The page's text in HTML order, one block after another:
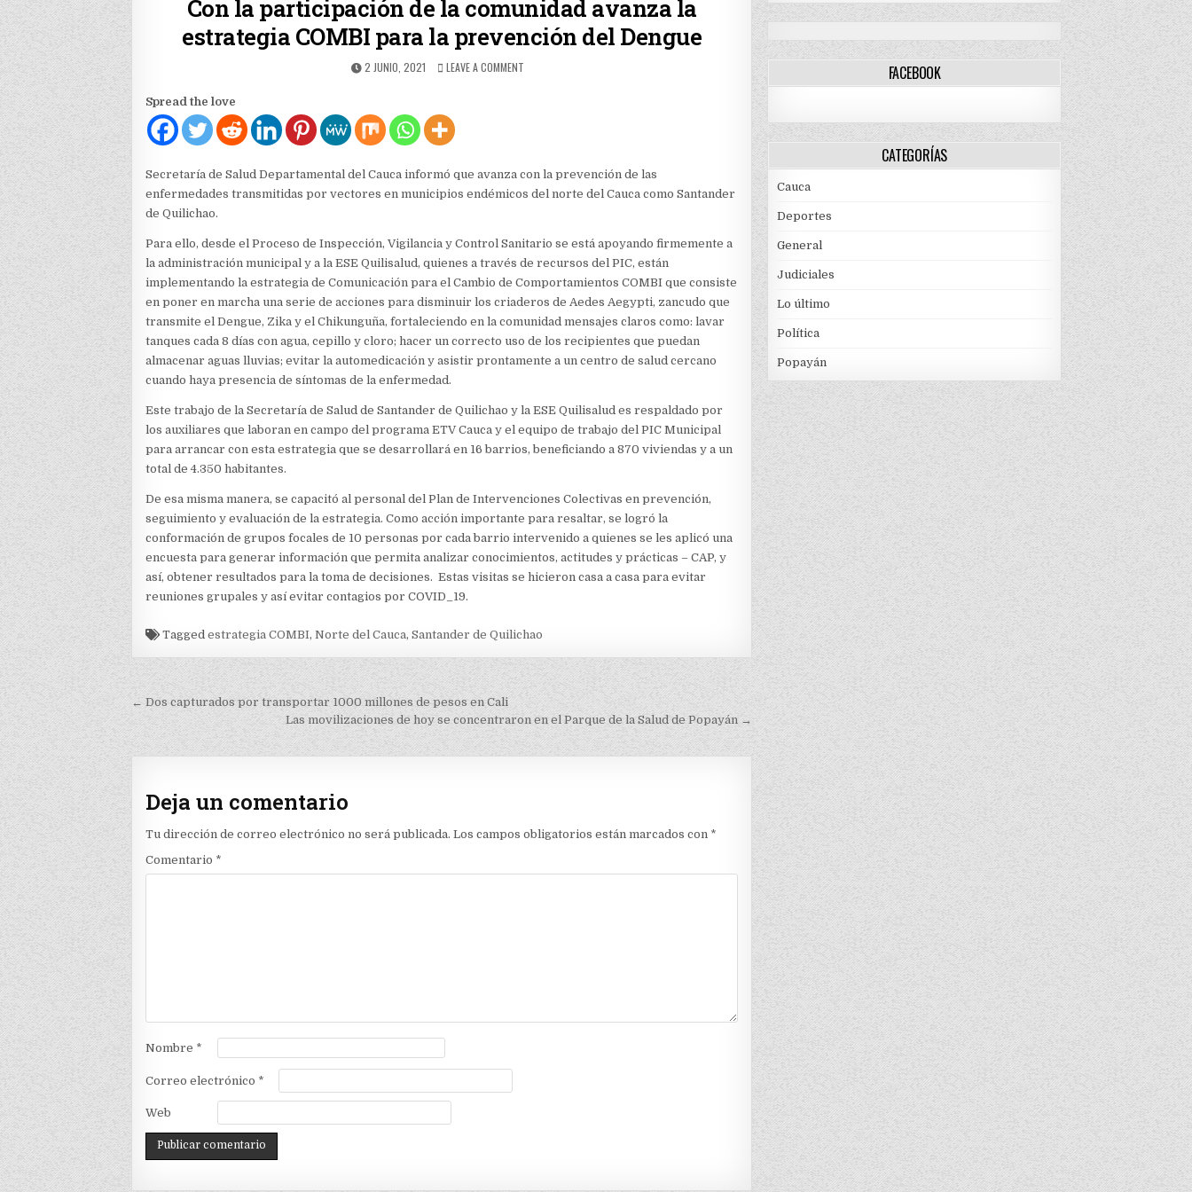
Con la participación de la comunidad avanza la
estrategia COMBI para la prevención del Dengue
PUBLISHED
2 JUNIO, 2021 LEAVE A COMMENTON
AVANZA
ESTRATEGIA
LA
PREVENCIÓN
DEL
DENGUE
Spread the love
Secretaría de Salud Departamental del Cauca informó que avanza con la prevención de las
enfermedades transmitidas por vectores en municipios endémicos del norte del Cauca como Santander
de Quilichao.
Para ello, desde el Proceso de Inspección, Vigilancia y Control Sanitario se está apoyando firmemente a
la administración municipal y a la ESE Quilisalud, quienes a través de recursos del PIC, están
implementando la estrategia de Comunicación para el Cambio de Comportamientos COMBI que consiste
en poner en marcha una serie de acciones para disminuir los criaderos de Aedes Aegypti, zancudo que
transmite el Dengue, Zika y el Chikunguña, fortaleciendo en la comunidad mensajes claros como: lavar
tanques cada 8 días con agua, cepillo y cloro; hacer un correcto uso de los recipientes que puedan
almacenar aguas lluvias; evitar la automedicación y asistir prontamente a un centro de salud cercano
cuando haya presencia de síntomas de la enfermedad.
Este trabajo de la Secretaría de Salud de Santander de Quilichao y la ESE Quilisalud es respaldado por
los auxiliares que laboran en campo del programa ETV Cauca y el equipo de trabajo del PIC Municipal
para arrancar con esta estrategia que se desarrollará en 16 barrios, beneficiando a 870 viviendas y a un
total de 4.350 habitantes.
De esa misma manera, se capacitó al personal del Plan de Intervenciones Colectivas en prevención,
seguimiento y evaluación de la estrategia. Como acción importante para resaltar, se logró la
conformación de grupos focales de 10 personas por cada barrio intervenido a quienes se les aplicó una
encuesta para generar información que permita analizar conocimientos, actitudes y prácticas – CAP, y
así, obtener resultados para la toma de decisiones. Estas visitas se hicieron casa a casa para evitar
reuniones grupales y así evitar contagios por COVID_19.
Taggedestrategia COMBI,Norte del Cauca,Santander de Quilichao
Navegación
entradas
← Dos capturados por transportar 1000 millones de pesos en Cali
Las movilizaciones de hoy se concentraron en el Parque de la Salud de Popayán →
Deja un comentario
Tu dirección de correo electrónico no será publicada. Los campos obligatorios están marcados con *
Comentario *
Nombre *
Correo electrónico *
Web
FACEBOOK
CATEGORÍAS
Cauca
Deportes
General
Judiciales
Lo último
Política
Popayán